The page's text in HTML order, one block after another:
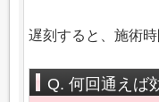
遅刻すると、施術
Q. 何回通えば